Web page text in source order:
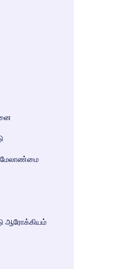
மேலாண்மை
ஆரோக்கியம்